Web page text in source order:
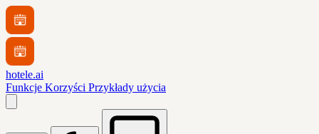
hotele.ai
Funkcje Korzyści Przykłady użycia